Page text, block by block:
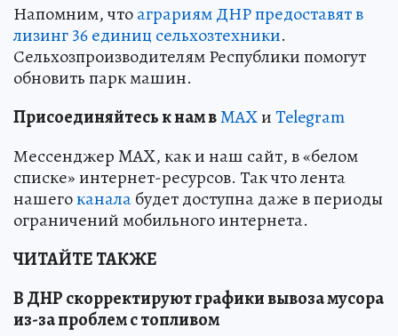
Напомним, чтоаграриям ДНР предоставят в
лизинг 36 единиц сельхозтехники.
Сельхозпроизводителям Республики помогут
обновить парк машин.
Присоединяйтесь к нам вMAXиTelegram
Мессенджер MAX, как и наш сайт, в «белом
списке» интернет-ресурсов. Так что лента
нашегоканалабудет доступна даже в периоды
ограничений мобильного интернета.
ЧИТАЙТЕ ТАКЖЕ
В ДНР скорректируют графики вывоза мусора
из-за проблем с топливом